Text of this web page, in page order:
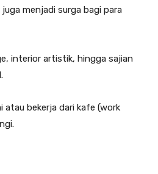
menjadi surga bagi para
interior artistik, hingga sajian
atau bekerja dari kafe (work